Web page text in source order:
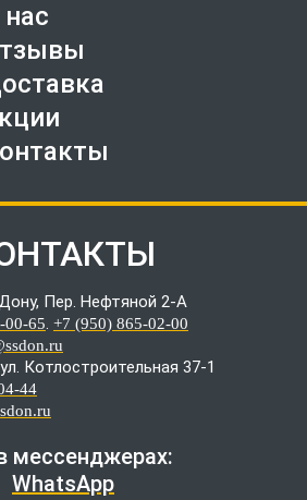
Пер. Нефтяной 2-А
00-65. +7 (950) 865-02-00
ул. Котлостроительная 37-1
44
мессенджерах:
WhatsApp